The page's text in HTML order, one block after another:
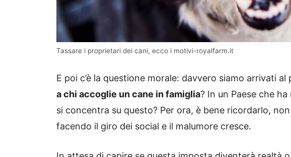
Tassare i proprietari dei cani, ecco i motivi-royalfarm.it
E poi c’è la questione morale: davvero siamo arrivati al
a chi accoglie un cane in famiglia? In un Paese che
si concentra su questo? Per ora, è bene ricordarlo, non
facendo il giro dei social e il malumore cresce.